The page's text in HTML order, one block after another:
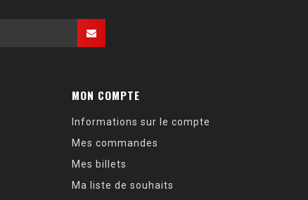
MON COMPTE
Informations sur le compte
Mes commandes
Mes billets
Ma liste de souhaits